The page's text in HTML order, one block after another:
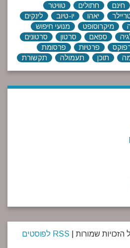
חינם חתולים
טוויטר
יאהו יו-טיוב
לינקים
מיקרוסופט
מנועי חיפוש
ספאם סרטון
סרטונים
פרטיות
פרסומת
תוכן תעמולה תקשורת
הזכויות שמורות | RSS לפוסטים